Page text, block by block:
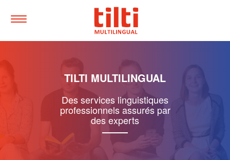
Toggle
Tilti
Multilingual
TILTI MULTILINGUAL
Des services linguistiques
professionnels assurés par
des experts